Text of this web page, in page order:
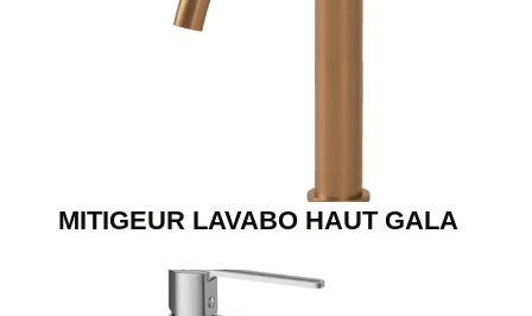
MITIGEUR LAVABO HAUT GALA